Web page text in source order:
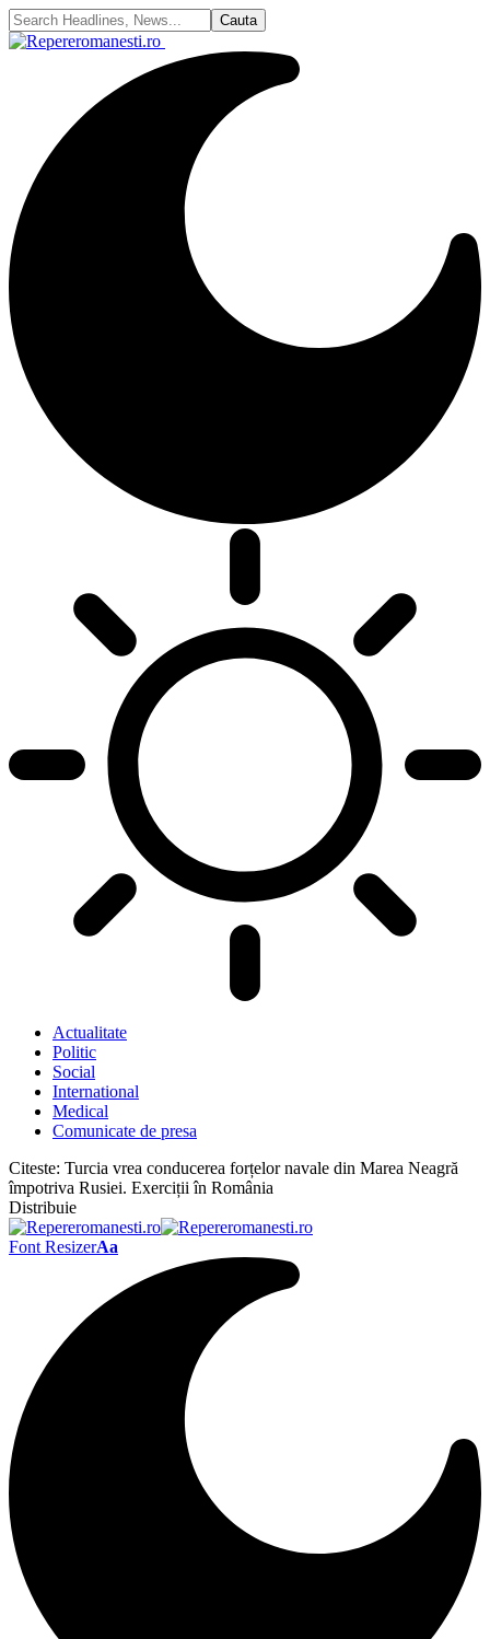
Actualitate
Politic
Social
International
Medical
Comunicate de presa
Citeste: Turcia vrea conducerea forțelor navale din Marea Neagră
împotriva Rusiei. Exerciții în România
Distribuie
Font ResizerAa